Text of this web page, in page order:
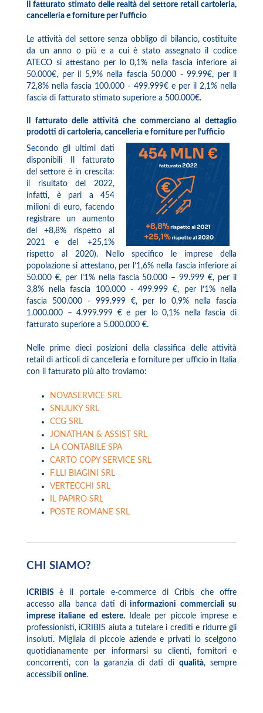
Il fatturato stimato delle realtà del settore retail cartoleria,
cancelleria e forniture per l’ufficio
Le attività del settore senza obbligo di bilancio, costituite
da un anno o più e a cui è stato assegnato il codice
ATECO si attestano per lo 0,1% nella fascia inferiore ai
50.000€, per il 5,9% nella fascia 50.000 - 99.99€, per il
72,8% nella fascia 100.000 - 499.999€ e per il 2,1% nella
fascia di fatturato stimato superiore a 500.000€.
Il fatturato delle attività che commerciano al dettaglio
prodotti di cartoleria, cancelleria e forniture per l’ufficio
Secondo gli ultimi dati
disponibili Il fatturato
del settore è in crescita:
il risultato del 2022,
infatti, è pari a 454
milioni di euro, facendo
registrare un aumento
del +8,8% rispetto al
2021 e del +25,1%
rispetto al 2020). Nello specifico le imprese della
popolazione si attestano, per l’1,6% nella fascia inferiore ai
50.000 €, per l’1% nella fascia 50.000 – 99.999 €, per il
3,8% nella fascia 100.000 - 499.999 €, per l’1% nella
fascia 500.000 - 999.999 €, per lo 0,9% nella fascia
1.000.000 – 4.999.999 € e per lo 0,1% nella fascia di
fatturato superiore a 5.000.000 €.
Nelle prime dieci posizioni della classifica delle attività
retail di articoli di cancelleria e forniture per ufficio in Italia
con il fatturato più alto troviamo:
NOVASERVICE SRL
SNUUKY SRL
CCG SRL
JONATHAN & ASSIST SRL
LA CONTABILE SPA
CARTO COPY SERVICE SRL
F.LLI BIAGINI SRL
VERTECCHI SRL
IL PAPIRO SRL
POSTE ROMANE SRL
CHI SIAMO?
iCRIBISè il portale e-commerce di Cribis che offre
accesso alla banca dati diinformazioni commerciali su
imprese italiane ed estere.Ideale per piccole imprese e
professionisti, iCRIBIS aiuta a tutelare i crediti e ridurre gli
insoluti. Migliaia di piccole aziende e privati lo scelgono
quotidianamente per informarsi su clienti, fornitori e
concorrenti, con la garanzia di dati di qualità, sempre
accessibili online.